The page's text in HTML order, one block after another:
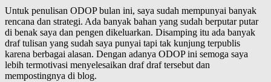
Untuk penulisan ODOP bulan ini, saya sudah mempunyai banyak
rencana dan strategi. Ada banyak bahan yang sudah berputar putar
di benak saya dan pengen dikeluarkan. Disamping itu ada banyak
draf tulisan yang sudah saya punyai tapi tak kunjung terpublis
karena berbagai alasan. Dengan adanya ODOP ini semoga saya
lebih termotivasi menyelesaikan draf draf tersebut dan
mempostingnya di blog.